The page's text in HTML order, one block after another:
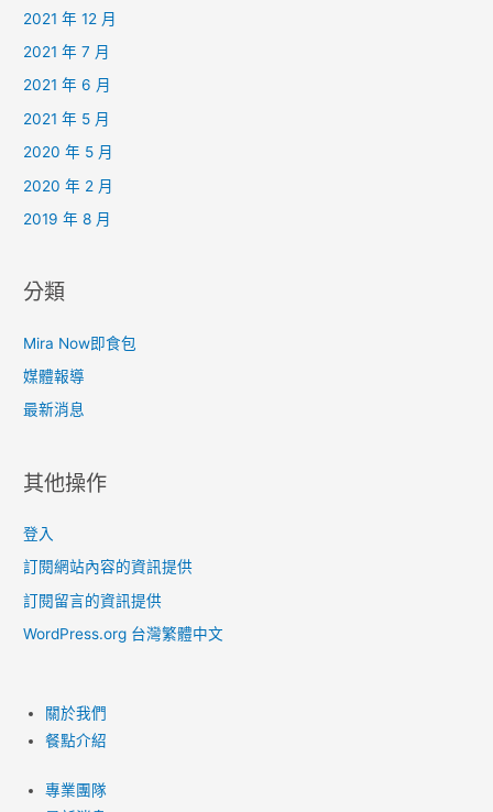
2021 年 12 月
2021 年 7 月
2021 年 6 月
2021 年 5 月
2020 年 5 月
2020 年 2 月
2019 年 8 月
分類
Mira Now即食包
媒體報導
最新消息
其他操作
登入
訂閱網站內容的資訊提供
訂閱留言的資訊提供
WordPress.org 台灣繁體中文
關於我們
餐點介紹
專業團隊